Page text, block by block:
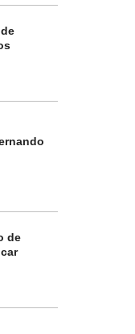
de